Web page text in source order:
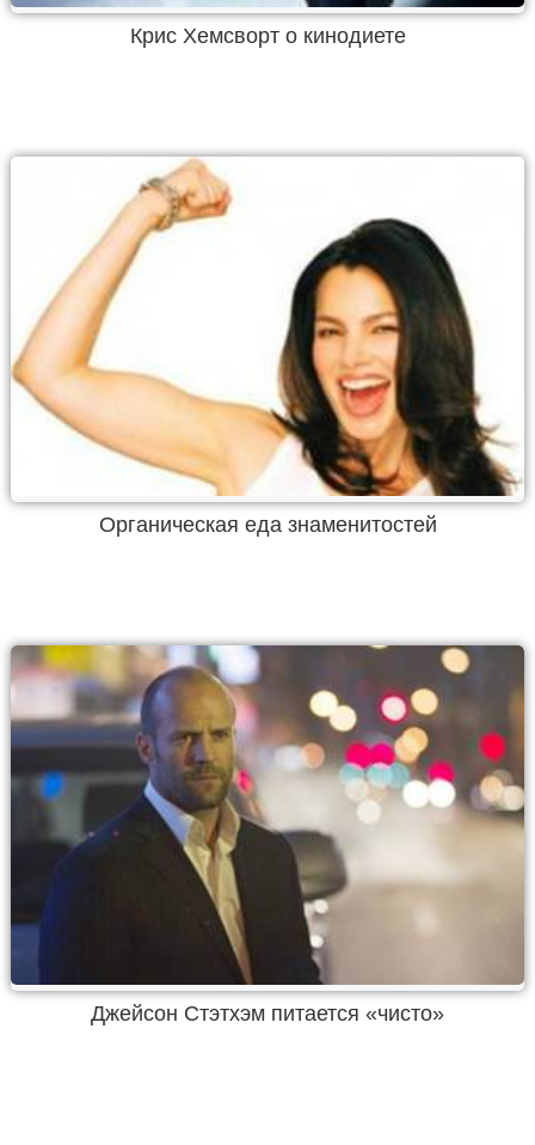
Крис Хемсворт о кинодиете
Органическая еда знаменитостей
Джейсон Стэтхэм питается «чисто»